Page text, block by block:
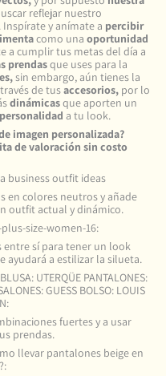
reflejar nuestro
y anímate a percibir
como una oportunidad
a cumplir tus metas del día a
prendasque uses para la
sin embargo, aún tienes la
de tusaccesorios, por lo
dinámicasque aporten un
personalidad a tu look.
imagen personalizada?
de valoración sin costo
en colores neutros y añade
outfit actual y dinámico.
entre sí para tener un look
ayudará a estilizar la silueta.
fuertes y a usar
prendas.